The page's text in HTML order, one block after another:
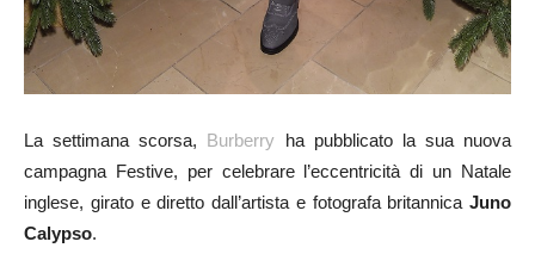
La settimana scorsa, Burberry ha pubblicato la sua nuova
campagna Festive, per celebrare l’eccentricità di un Natale
inglese, girato e diretto dall’artista e fotografa britannica Juno
Calypso.